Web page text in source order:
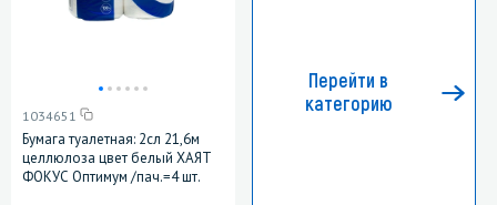
1034651
Бумага туалетная: 2сл 21,6м
целлюлоза цвет белый ХАЯТ
ФОКУС Оптимум /пач.=4 шт.
Перейти в
категорию